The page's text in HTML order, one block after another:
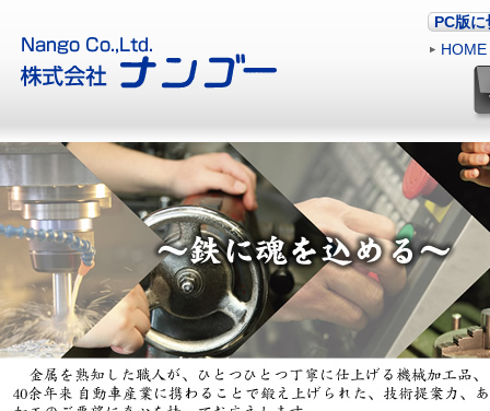
PC版に
HOME